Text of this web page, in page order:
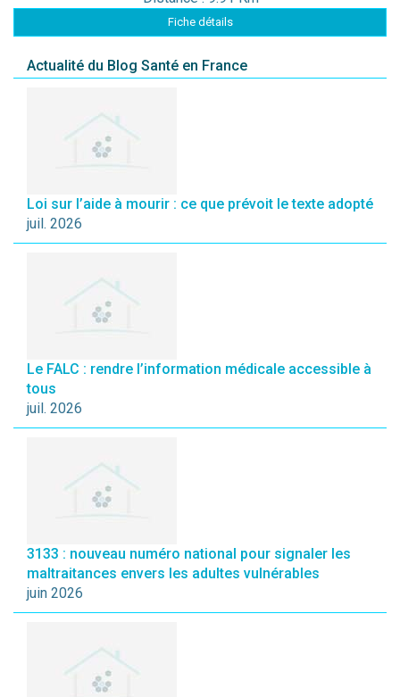
Fiche détails
Actualité du Blog Santé en France
Loi sur l’aide à mourir : ce que prévoit le texte adopté
juil. 2026
Le FALC : rendre l’information médicale accessible à
tous
juil. 2026
3133 : nouveau numéro national pour signaler les
maltraitances envers les adultes vulnérables
juin 2026